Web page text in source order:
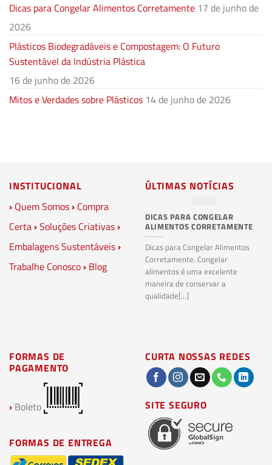
Dicas para Congelar Alimentos Corretamente 17 de junho de
2026
Plásticos Biodegradáveis e Compostagem: O Futuro
Sustentável da Indústria Plástica
16 de junho de 2026
Mitos e Verdades sobre Plásticos 14 de junho de 2026
INSTITUCIONAL
› Quem Somos› Compra
Certa›Soluções Criativas›
Embalagens Sustentáveis›
Trabalhe Conosco› Blog
ÚLTIMAS NOTÍCIAS
DICAS PARA CONGELAR
ALIMENTOS CORRETAMENTE
Dicas para Congelar Alimentos
Corretamente. Congelar
alimentos é uma excelente
maneira de conservar a
qualidade[...]
FORMAS DE
PAGAMENTO
› Boleto
FORMAS DE ENTREGA
CURTA NOSSAS REDES
SITE SEGURO